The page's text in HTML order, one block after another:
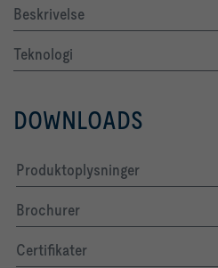
Beskrivelse
Teknologi
DOWNLOADS
Produktoplysninger
Brochurer
Certifikater